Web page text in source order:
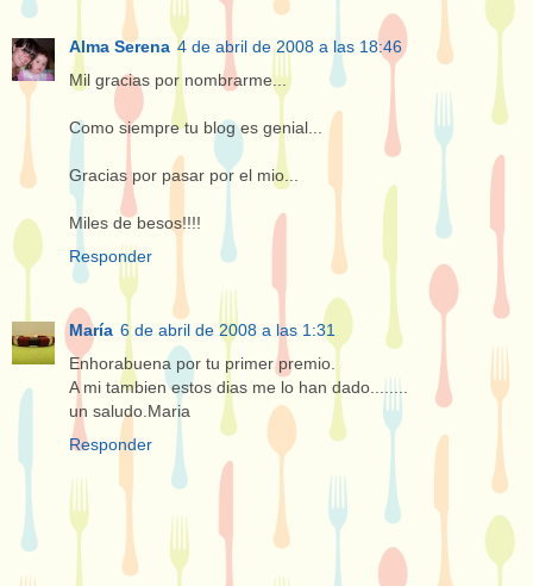
Alma Serena 4 de abril de 2008 a las 18:46
Mil gracias por nombrarme...
Como siempre tu blog es genial...
Gracias por pasar por el mio...
Miles de besos!!!!
Responder
María 6 de abril de 2008 a las 1:31
Enhorabuena por tu primer premio.
A mi tambien estos dias me lo han dado........
un saludo.Maria
Responder